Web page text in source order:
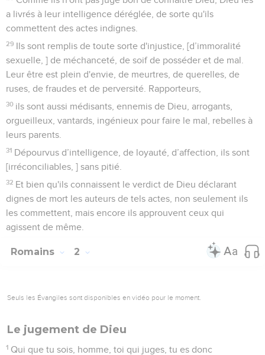
a livrés à leur intelligence déréglée, de sorte qu'ils
commettent des actes indignes.
29 Ils sont remplis de toute sorte d'injustice, [d’immoralité
sexuelle, ] de méchanceté, de soif de posséder et de mal.
Leur être est plein d'envie, de meurtres, de querelles, de
ruses, de fraudes et de perversité. Rapporteurs,
30 ils sont aussi médisants, ennemis de Dieu, arrogants,
orgueilleux, vantards, ingénieux pour faire le mal, rebelles à
leurs parents.
31 Dépourvus d’intelligence, de loyauté, d’affection, ils sont
[irréconciliables, ] sans pitié.
32 Et bien qu'ils connaissent le verdict de Dieu déclarant
dignes de mort les auteurs de tels actes, non seulement ils
les commettent, mais encore ils approuvent ceux qui
agissent de même.
Romains 2
Seuls les Évangiles sont disponibles en vidéo pour le moment.
Le jugement de Dieu
1 Qui que tu sois, homme, toi qui juges, tu es donc